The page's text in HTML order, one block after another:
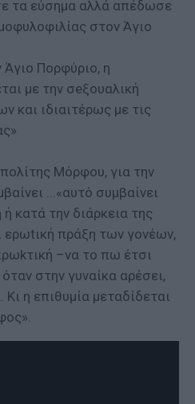
τα εύσημα αλλά απέδωσε
στον Άγιο
Πορφύριο, η
με την σeξουαλική
και ιδιαιτέρως με τις
Μόρφου, για την
...«αυτό συμβαίνει
κατά την διάρκεια της
ερωtική πράξη των γονέων,
–να το πω έτσι
στην γυναίκα αρέσει,
Κι η επιθυμία μεταδίδεται